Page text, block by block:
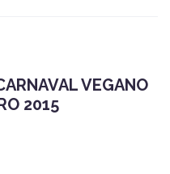
VEGANO
2015